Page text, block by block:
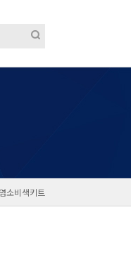
소비색키트